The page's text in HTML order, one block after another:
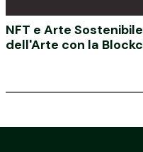
NFT e Arte
dell'Arte con la